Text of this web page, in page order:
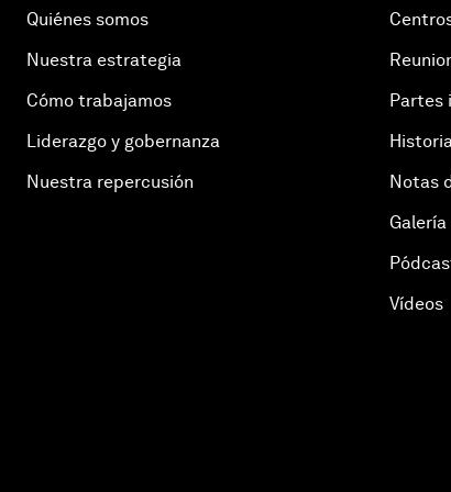
Quiénes somos
Nuestra estrategia
Cómo trabajamos
Liderazgo y gobernanza
Nuestra repercusión
Partes
Notas
Vídeos